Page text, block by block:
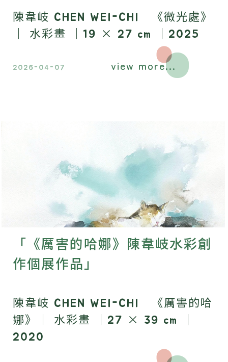
陳韋岐 CHEN WEI-CHI 《微光處》
｜ 水彩畫 ｜19 × 27 cm ｜2025
2026-04-07 view more...
「《厲害的哈娜》陳韋岐水彩創
作個展作品」
陳韋岐 CHEN WEI-CHI 《厲害的哈
娜》｜ 水彩畫 ｜27 × 39 cm ｜
2020